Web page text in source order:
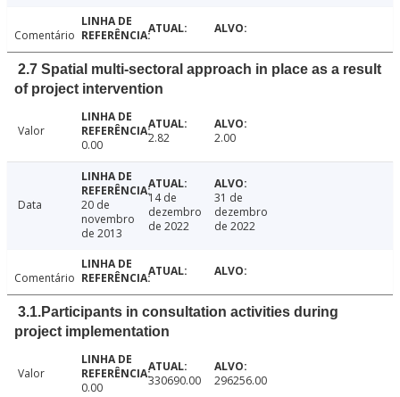
Comentário
2.7 Spatial multi-sectoral approach in place as a result
of project intervention
Valor
0.00
2.82 2.00
Data
20 de
novembro
de 2013
14 de
dezembro
de 2022
31 de
dezembro
de 2022
Comentário
3.1.Participants in consultation activities during
project implementation
Valor
0.00
330690.00 296256.00